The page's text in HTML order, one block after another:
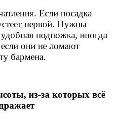
Если посадка
первой. Нужны
подножка, иногда
они не ломают
бармена.
из-за которых всё